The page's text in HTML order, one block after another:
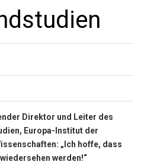
Direktor und Leiter des
Europa-Institut der
„Ich hoffe, dass
werden!“